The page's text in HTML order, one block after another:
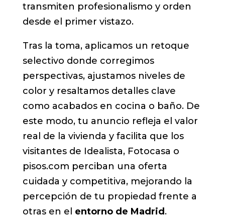
transmiten profesionalismo y orden
desde el primer vistazo.
Tras la toma, aplicamos un retoque
selectivo donde corregimos
perspectivas, ajustamos niveles de
color y resaltamos detalles clave
como acabados en cocina o baño. De
este modo, tu anuncio refleja el valor
real de la vivienda y facilita que los
visitantes de Idealista, Fotocasa o
pisos.com perciban una oferta
cuidada y competitiva, mejorando la
percepción de tu propiedad frente a
otras en el entorno de Madrid .